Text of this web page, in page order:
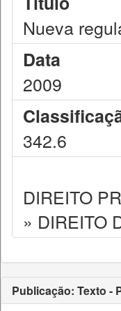
Nueva
Data
2009
342.6
DIREITO
» DIREITO
Publicação: Texto -